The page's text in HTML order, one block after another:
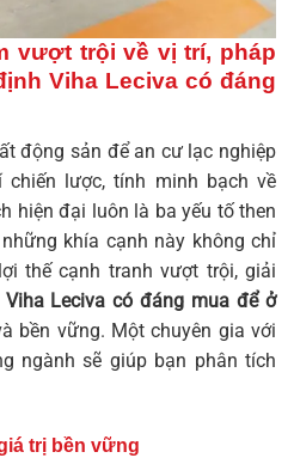
vượt trội về vị trí, pháp
Viha Leciva có đáng
động sản để an cư lạc nghiệp
lược, tính minh bạch về
hiện đại luôn là ba yếu tố then
khía cạnh này không chỉ
thế cạnh tranh vượt trội, giải
Viha Leciva có đáng mua để ở
bền vững. Một chuyên gia với
ngành sẽ giúp bạn phân tích
trị bền vững